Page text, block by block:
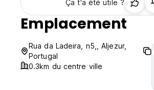
Ça t'a été utile ?
Emplacement
Rua da Ladeira, n5,, Aljezur,
Portugal
0.3km du centre ville